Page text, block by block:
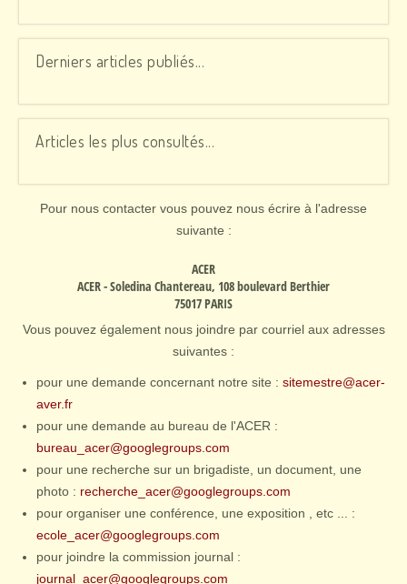
Derniers articles publiés...
Articles les plus consultés...
Pour nous contacter vous pouvez nous écrire à l'adresse
suivante :
ACER
ACER- Soledina Chantereau, 108 boulevard Berthier
75017 PARIS
Vous pouvez également nous joindre par courriel aux adresses
suivantes :
pour une demande concernant notre site : sitemestre@acer-
aver.fr
pour une demande au bureau de l'ACER :
bureau_acer@googlegroups.com
pour une recherche sur un brigadiste, un document, une
photo : recherche_acer@googlegroups.com
pour organiser une conférence, une exposition , etc ... :
ecole_acer@googlegroups.com
pour joindre la commission journal :
journal_acer@googlegroups.com